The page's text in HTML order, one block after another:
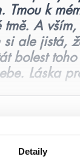
Detaily
Tmou k
tmě. A
si ale jistá,
bolest
Láska